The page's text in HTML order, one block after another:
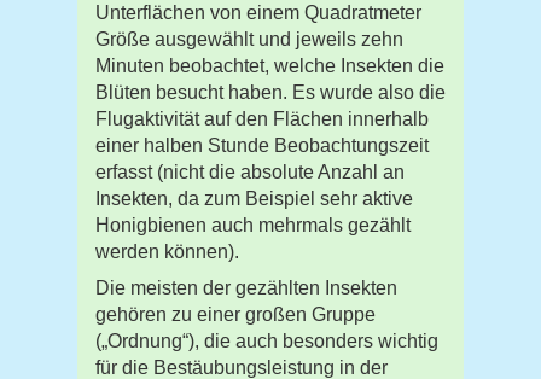
Unterflächen von einem Quadratmeter
Größe ausgewählt und jeweils zehn
Minuten beobachtet, welche Insekten die
Blüten besucht haben. Es wurde also die
Flugaktivität auf den Flächen innerhalb
einer halben Stunde Beobachtungszeit
erfasst (nicht die absolute Anzahl an
Insekten, da zum Beispiel sehr aktive
Honigbienen auch mehrmals gezählt
werden können).
Die meisten der gezählten Insekten
gehören zu einer großen Gruppe
(„Ordnung“), die auch besonders wichtig
für die Bestäubungsleistung in der